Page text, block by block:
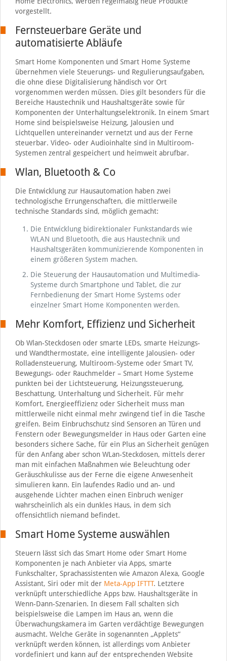
vorgestellt.
Fernsteuerbare Geräte und
automatisierte Abläufe
Smart Home Komponenten und Smart Home Systeme
übernehmen viele Steuerungs- und Regulierungsaufgaben,
die ohne diese Digitalisierung händisch vor Ort
vorgenommen werden müssen. Dies gilt besonders für die
Bereiche Haustechnik und Haushaltsgeräte sowie für
Komponenten der Unterhaltungselektronik. In einem Smart
Home sind beispielsweise Heizung, Jalousien und
Lichtquellen untereinander vernetzt und aus der Ferne
steuerbar. Video- oder Audioinhalte sind in Multiroom-
Systemen zentral gespeichert und heimweit abrufbar.
Wlan, Bluetooth & Co
Die Entwicklung zur Hausautomation haben zwei
technologische Errungenschaften, die mittlerweile
technische Standards sind, möglich gemacht:
Die Entwicklung bidirektionaler Funkstandards wie
WLAN und Bluetooth, die aus Haustechnik und
Haushaltsgeräten kommunizierende Komponenten in
einem größeren System machen.
Die Steuerung der Hausautomation und Multimedia-
Systeme durch Smartphone und Tablet, die zur
Fernbedienung der Smart Home Systems oder
einzelner Smart Home Komponenten werden.
Mehr Komfort, Effizienz und Sicherheit
Ob Wlan-Steckdosen oder smarte LEDs, smarte Heizungs-
und Wandthermostate, eine intelligente Jalousien- oder
Rolladensteuerung, Multiroom-Systeme oder Smart TV,
Bewegungs- oder Rauchmelder – Smart Home Systeme
punkten bei der Lichtsteuerung, Heizungssteuerung,
Beschattung, Unterhaltung und Sicherheit. Für mehr
Komfort, Energieeffizienz oder Sicherheit muss man
mittlerweile nicht einmal mehr zwingend tief in die Tasche
greifen. Beim Einbruchschutz sind Sensoren an Türen und
Fenstern oder Bewegungsmelder in Haus oder Garten eine
besonders sichere Sache, für ein Plus an Sicherheit genügen
für den Anfang aber schon WLan-Steckdosen, mittels derer
man mit einfachen Maßnahmen wie Beleuchtung oder
Geräuschkulisse aus der Ferne die eigene Anwesenheit
simulieren kann. Ein laufendes Radio und an- und
ausgehende Lichter machen einen Einbruch weniger
wahrscheinlich als ein dunkles Haus, in dem sich
offensichtlich niemand befindet.
Smart Home Systeme auswählen
Steuern lässt sich das Smart Home oder Smart Home
Komponenten je nach Anbieter via Apps, smarte
Funkschalter, Sprachassistenten wie Amazon Alexa, Google
Assistant, Siri oder mit der Meta-App IFTTT. Letztere
verknüpft unterschiedliche Apps bzw. Haushaltsgeräte in
Wenn-Dann-Szenarien. In diesem Fall schalten sich
beispielsweise die Lampen im Haus an, wenn die
Überwachungskamera im Garten verdächtige Bewegungen
ausmacht. Welche Geräte in sogenannten „Applets“
verknüpft werden können, ist allerdings vom Anbieter
vordefiniert und kann auf der entsprechenden Website